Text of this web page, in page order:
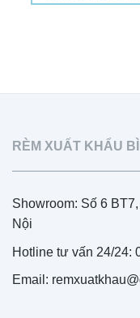
RÈM XUẤT KHẨU
Showroom: Số 6
Nội
Hotline tư vấn 24/24:
Email: